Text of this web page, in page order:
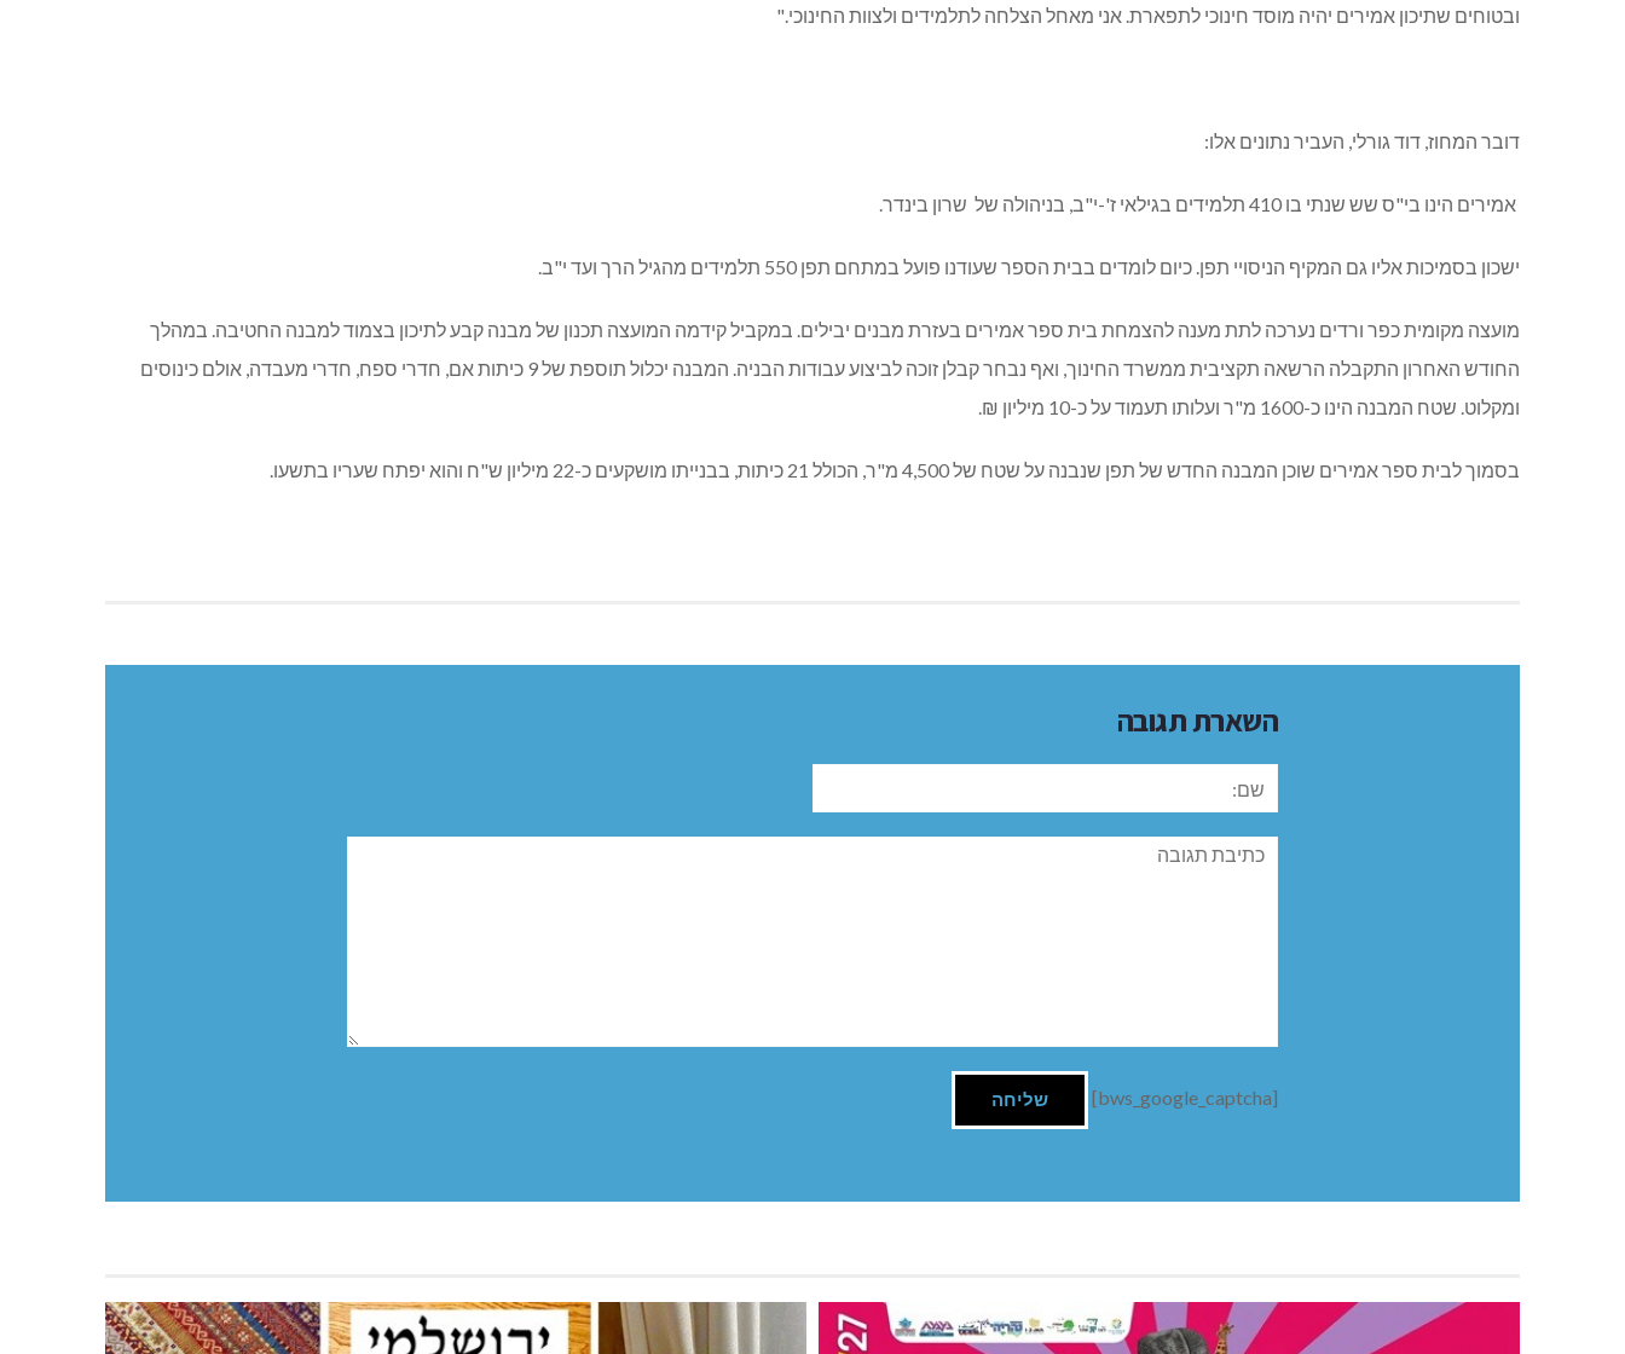
ובטוחים שתיכון אמירים יהיה מוסד חינוכי לתפארת. אני מאחל הצלחה לתלמידים ולצוות החינוכי."
דובר המחוז, דוד גורלי, העביר נתונים אלו:
אמירים הינו בי"ס שש שנתי בו 410 תלמידים בגילאי ז'-י"ב, בניהולה של שרון בינדר.
ישכון בסמיכות אליו גם המקיף הניסויי תפן. כיום לומדים בבית הספר שעודנו פועל במתחם תפן 550 תלמידים מהגיל הרך ועד י"ב.
מועצה מקומית כפר ורדים נערכה לתת מענה להצמחת בית ספר אמירים בעזרת מבנים יבילים. במקביל קידמה המועצה תכנון של מבנה קבע לתיכון בצמוד למבנה החטיבה. במהלך
החודש האחרון התקבלה הרשאה תקציבית ממשרד החינוך, ואף נבחר קבלן זוכה לביצוע עבודות הבניה. המבנה יכלול תוספת של 9 כיתות אם, חדרי ספח, חדרי מעבדה, אולם כינוסים
ומקלוט. שטח המבנה הינו כ-1600 מ"ר ועלותו תעמוד על כ-10 מיליון ₪.
בסמוך לבית ספר אמירים שוכן המבנה החדש של תפן שנבנה על שטח של 4,500 מ"ר, הכולל 21 כיתות, בבנייתו מושקעים כ-22 מיליון ש"ח והוא יפתח שעריו בתשעו.
השארת תגובה
תגובה
[bws_google_captcha]